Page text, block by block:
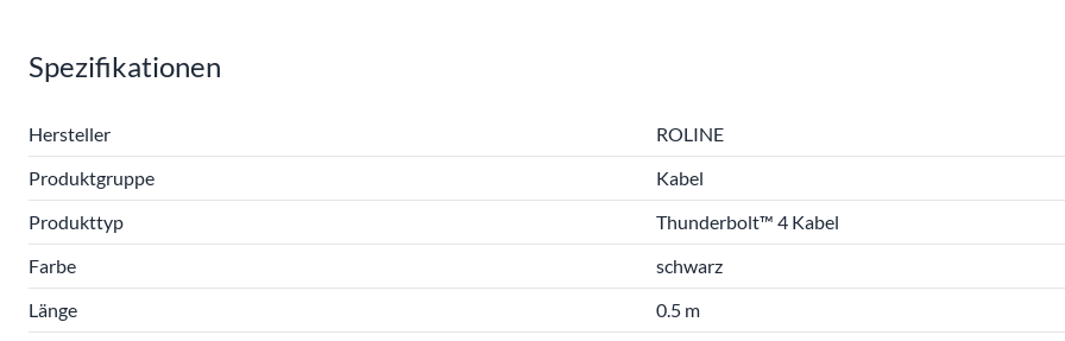
Spezifikationen
Hersteller
ROLINE
Produktgruppe
Kabel
Produkttyp
Thunderbolt™ 4 Kabel
Farbe
schwarz
Länge
0.5 m